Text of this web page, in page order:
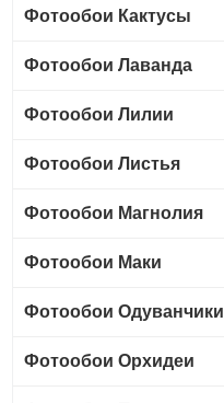
Фотообои Кактусы
Фотообои Лаванда
Фотообои Лилии
Фотообои Листья
Фотообои Магнолия
Фотообои Маки
Фотообои Одуванчики
Фотообои Орхидеи